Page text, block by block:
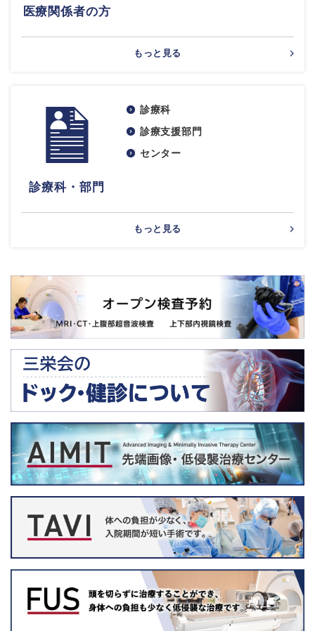
医療関係者の方
もっと見る
診療科・部門
診療科
診療支援部門
センター
もっと見る